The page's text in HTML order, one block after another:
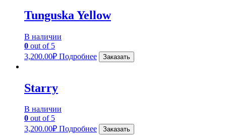
Tunguska Yellow
В наличии
0 out of 5
3,200.00₽ Подробнее Заказать
Starry
В наличии
0 out of 5
3,200.00₽ Подробнее Заказать